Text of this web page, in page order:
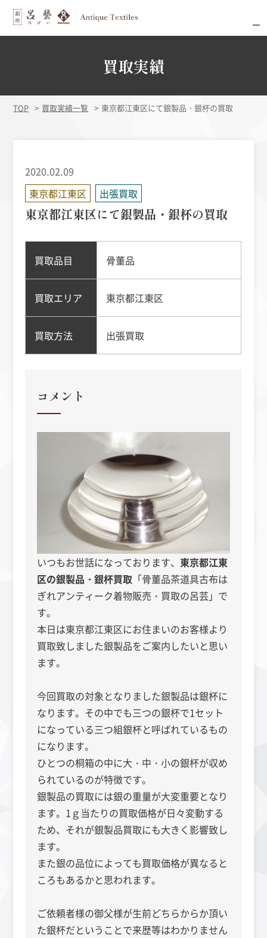
買取実績
TOP 買取実績一覧 東京都江東区にて銀製品・銀杯の買取
2020.02.09
東京都江東区
出張買取
東京都江東区にて銀製品・銀杯の買取
買取品目 骨董品
買取エリア 東京都江東区
買取方法 出張買取
コメント
いつもお世話になっております、 東京都江東
区の銀製品・銀杯買取 「骨董品茶道具古布は
ぎれアンティーク着物販売・買取の呂芸」で
す。
本日は東京都江東区にお住まいのお客様より
買取致しました銀製品をご案内したいと思い
ます。
今回買取の対象となりました銀製品は銀杯に
なります。その中でも三つの銀杯で1セット
になっている三つ組銀杯と呼ばれているもの
になります。
ひとつの桐箱の中に大・中・小の銀杯が収め
られているのが特徴です。
銀製品の買取には銀の重量が大変重要となり
ます。1ｇ当たりの買取価格が日々変動する
ため、それが銀製品買取にも大きく影響致し
ます。
また銀の品位によっても買取価格が異なると
ころもあるかと思われます。
ご依頼者様の御父様が生前どちらからか頂い
た銀杯だということで来歴等はわかりません